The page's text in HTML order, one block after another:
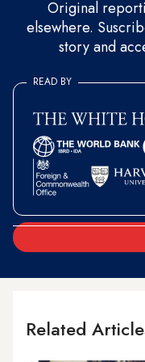
Original
elsewhere.
story and
READ BY
Related